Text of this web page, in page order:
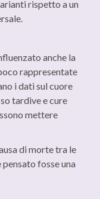
rispetto a un
anche la
rappresentate
i dati sul cuore
tardive e cure
mettere
di morte tra le
fosse una